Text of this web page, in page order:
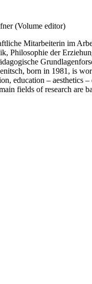
(Volume editor)
Mitarbeiterin im
Philosophie der
born in 1981, is
education –
fields of research are